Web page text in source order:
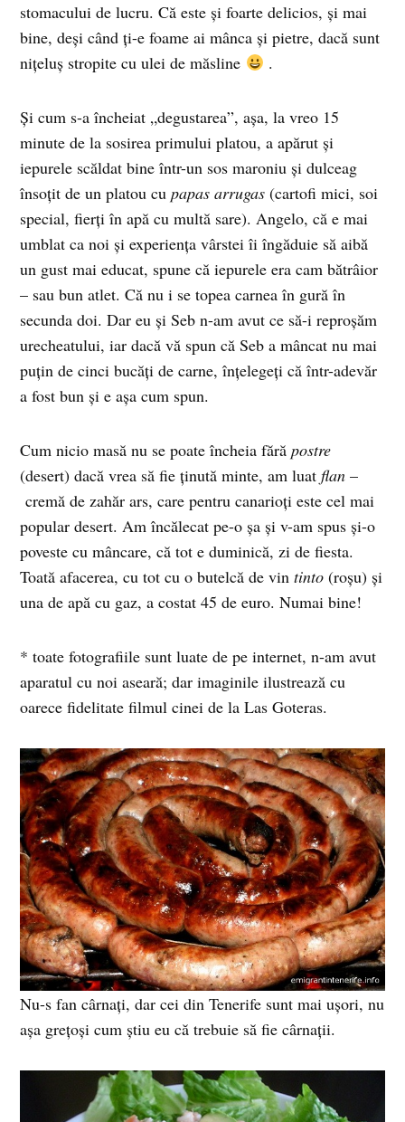
stomacului de lucru. Că este şi foarte delicios, şi mai
bine, deşi când ţi-e foame ai mânca şi pietre, dacă sunt
niţeluş stropite cu ulei de măsline
.
Şi cum s-a încheiat „degustarea”, aşa, la vreo 15
minute de la sosirea primului platou, a apărut şi
iepurele scăldat bine într-un sos maroniu şi dulceag
însoţit de un platou cupapas arrugas (cartofi mici, soi
special, fierţi în apă cu multă sare). Angelo, că e mai
umblat ca noi şi experienţa vârstei îi îngăduie să aibă
un gust mai educat, spune că iepurele era cam bătrâior
– sau bun atlet. Că nu i se topea carnea în gură în
secunda doi. Dar eu şi Seb n-am avut ce să-i reproşăm
urecheatului, iar dacă vă spun că Seb a mâncat nu mai
puţin de cinci bucăţi de carne, înţelegeţi că într-adevăr
a fost bun şi e aşa cum spun.
Cum nicio masă nu se poate încheia fărăpostre
(desert) dacă vrea să fie ţinută minte, am luatflan –
cremă de zahăr ars, care pentru canarioţi este cel mai
popular desert. Am încălecat pe-o şa şi v-am spus şi-o
poveste cu mâncare, că tot e duminică, zi de fiesta.
Toată afacerea, cu tot cu o butelcă de vintinto (roşu) şi
una de apă cu gaz, a costat 45 de euro. Numai bine!
* toate fotografiile sunt luate de pe internet, n-am avut
aparatul cu noi aseară; dar imaginile ilustrează cu
oarece fidelitate filmul cinei de la Las Goteras.
Nu-s fan cârnaţi, dar cei din Tenerife sunt mai uşori, nu
aşa greţoşi cum ştiu eu că trebuie să fie cârnaţii.